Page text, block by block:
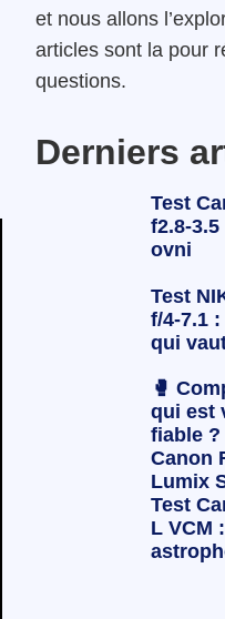
et nous allons
articles sont la pour
questions.
Derniers
Test
f2.8-3.5
ovni
Test
f/4-7.1
qui
🥊
qui est
fiable ?
Canon
Lumix
Test
L VCM